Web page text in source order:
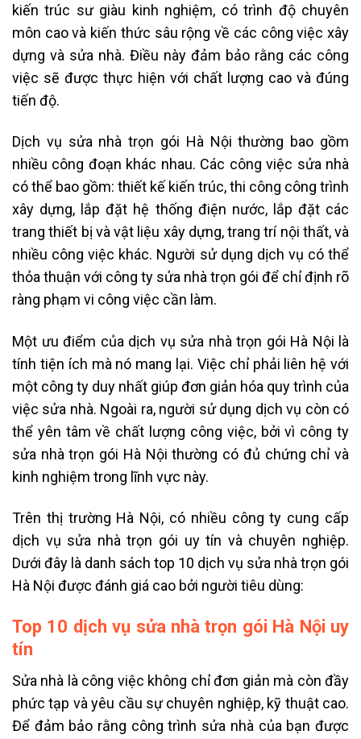
kiến trúc sư giàu kinh nghiệm, có trình độ chuyên
môn cao và kiến thức sâu rộng về các công việc xây
dựng và sửa nhà. Điều này đảm bảo rằng các công
việc sẽ được thực hiện với chất lượng cao và đúng
tiến độ.
Dịch vụ sửa nhà trọn gói Hà Nội thường bao gồm
nhiều công đoạn khác nhau. Các công việc sửa nhà
có thể bao gồm: thiết kế kiến trúc, thi công công trình
xây dựng, lắp đặt hệ thống điện nước, lắp đặt các
trang thiết bị và vật liệu xây dựng, trang trí nội thất, và
nhiều công việc khác. Người sử dụng dịch vụ có thể
thỏa thuận với công ty sửa nhà trọn gói để chỉ định rõ
ràng phạm vi công việc cần làm.
Một ưu điểm của dịch vụ sửa nhà trọn gói Hà Nội là
tính tiện ích mà nó mang lại. Việc chỉ phải liên hệ với
một công ty duy nhất giúp đơn giản hóa quy trình của
việc sửa nhà. Ngoài ra, người sử dụng dịch vụ còn có
thể yên tâm về chất lượng công việc, bởi vì công ty
sửa nhà trọn gói Hà Nội thường có đủ chứng chỉ và
kinh nghiệm trong lĩnh vực này.
Trên thị trường Hà Nội, có nhiều công ty cung cấp
dịch vụ sửa nhà trọn gói uy tín và chuyên nghiệp.
Dưới đây là danh sách top 10 dịch vụ sửa nhà trọn gói
Hà Nội được đánh giá cao bởi người tiêu dùng:
Top 10 dịch vụ sửa nhà trọn gói Hà Nội uy
tín
Sửa nhà là công việc không chỉ đơn giản mà còn đầy
phức tạp và yêu cầu sự chuyên nghiệp, kỹ thuật cao.
Để đảm bảo rằng công trình sửa nhà của bạn được